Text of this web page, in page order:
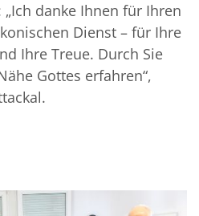
danke Ihnen für Ihren
Dienst – für Ihre
Ihre Treue. Durch Sie
Gottes erfahren“,